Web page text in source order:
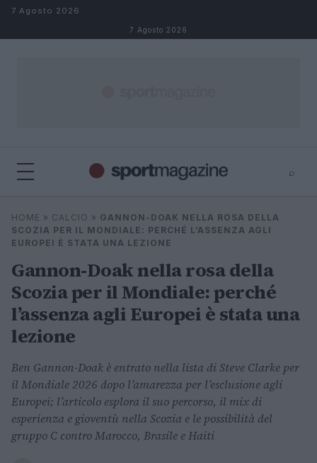
Salta al contenuto
7 Agosto 2026
7 Agosto 2026
⌕
Cerca
⌕
HOME » CALCIO » GANNON-DOAK NELLA ROSA DELLA
SCOZIA PER IL MONDIALE: PERCHÉ L’ASSENZA AGLI
EUROPEI È STATA UNA LEZIONE
Gannon-Doak nella rosa della
Scozia per il Mondiale: perché
l’assenza agli Europei è stata una
lezione
Ben Gannon-Doak è entrato nella lista di Steve Clarke per
il Mondiale 2026 dopo l’amarezza per l’esclusione agli
Europei; l’articolo esplora il suo percorso, il mix di
esperienza e gioventù nella Scozia e le possibilità del
gruppo C contro Marocco, Brasile e Haiti